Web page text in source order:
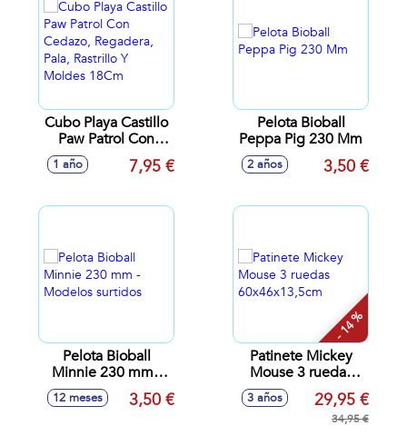
Cubo Playa Castillo
Paw Patrol Con
Cedazo, Regadera,
Pala, Rastrillo Y
1 año 7,95 €
Pelota Bioball
Peppa Pig 230 Mm
2 años 3,50 €
Pelota Bioball
Minnie 230 mm -
Modelos surtidos
12 meses 3,50 €
- 14 %
Patinete Mickey
Mouse 3 ruedas
60x46x13,5cm
3 años 29,95 €
34,95 €